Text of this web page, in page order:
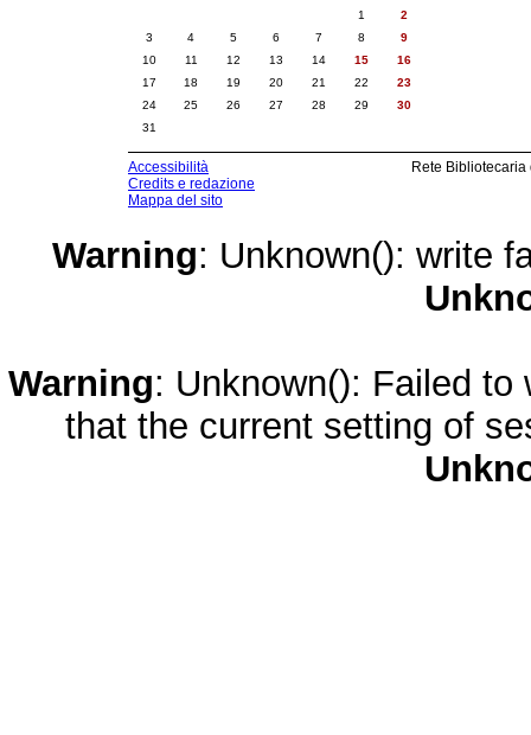
1
2
3
4 5 6 7 8
9
10
11 12 13 14 15
16
17
18 19 20 21 22
23
24
25 26 27 28 29
30
31
Accessibilità
Credits e redazione
Mappa del sito
Rete
Warning: Unknown(): write
Warning: Unknown(): Failed
that the current setting of